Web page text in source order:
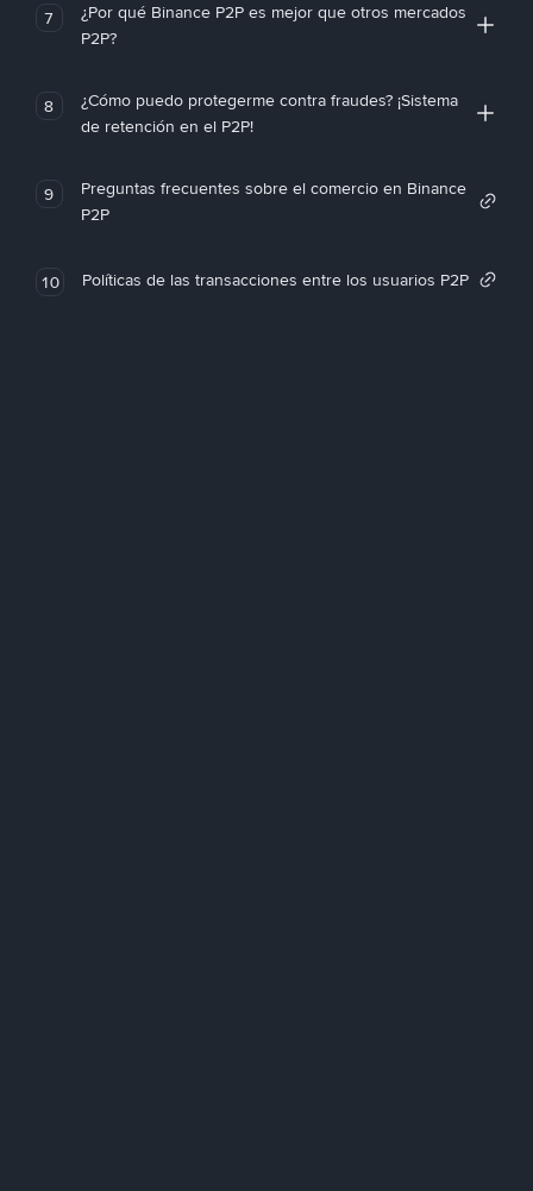
7
¿Por qué Binance P2P es mejor que otros mercados
P2P?
8
¿Cómo puedo protegerme contra fraudes? ¡Sistema
de retención en el P2P!
9
Preguntas frecuentes sobre el comercio en Binance
P2P
10 Políticas de las transacciones entre los usuarios P2P